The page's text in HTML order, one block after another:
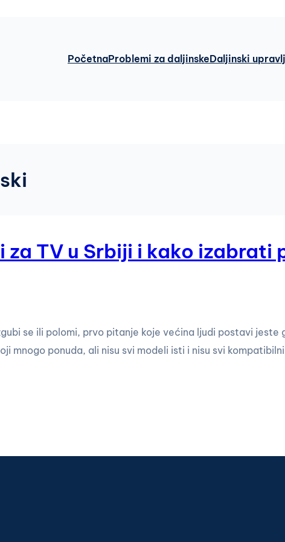
PočetnaProblemi za daljinskeDaljinski
TV u Srbiji i kako izabrati
se ili polomi, prvo pitanje koje većina ljudi postavi
mnogo ponuda, ali nisu svi modeli isti i nisu svi